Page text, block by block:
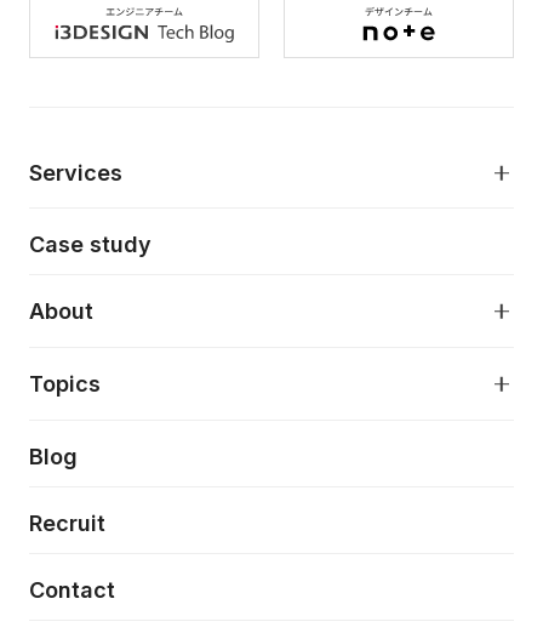
Services
AI駆動開発支援
モダナイゼーション
特徴量エンジニアリングと生成AI
デジタルプロダクトデザイン
デザインシステム構築支援
フロントエンド開発
Case study
About
About
当社が目指しているもの
Topics
Press release
News
Event/Seminer
Blog
Recruit
Contact